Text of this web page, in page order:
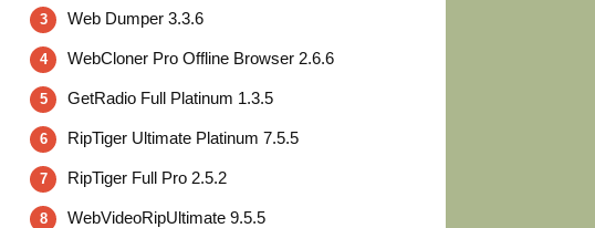
3 Web Dumper 3.3.6
4 WebCloner Pro Offline Browser 2.6.6
5 GetRadio Full Platinum 1.3.5
6 RipTiger Ultimate Platinum 7.5.5
7 RipTiger Full Pro 2.5.2
8 WebVideoRipUltimate 9.5.5